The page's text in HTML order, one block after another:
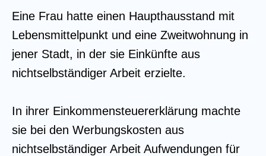
Eine Frau hatte einen Haupthausstand mit
Lebensmittelpunkt und eine Zweitwohnung in
jener Stadt, in der sie Einkünfte aus
nichtselbständiger Arbeit erzielte.
In ihrer Einkommensteuererklärung machte
sie bei den Werbungskosten aus
nichtselbständiger Arbeit Aufwendungen für